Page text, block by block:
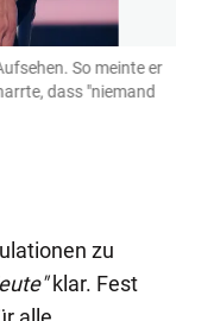
So meinte er
dass "niemand
zu
klar. Fest